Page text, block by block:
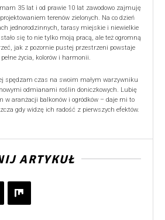
35 lat i od prawie 10 lat zawodowo zajmuję
terenów zielonych. Na co dzień
jednorodzinnych, tarasy miejskie i niewielkie
się to nie tylko moją pracą, ale też ogromną
jak z pozornie pustej przestrzeni powstaje
życia, kolorów i harmonii.
spędzam czas na swoim małym warzywniku
odmianami roślin doniczkowych. Lubię
w aranżacji balkonów i ogródków – daje mi to
gdy widzę ich radość z pierwszych efektów.
ARTYKUŁ